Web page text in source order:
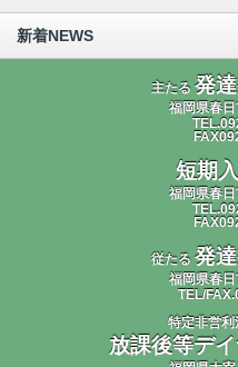
新着NEWS
主たる 発
福岡県春
短期
福岡県春
従たる 発
福岡県春
TEL/
特定非営利
放課後等デ